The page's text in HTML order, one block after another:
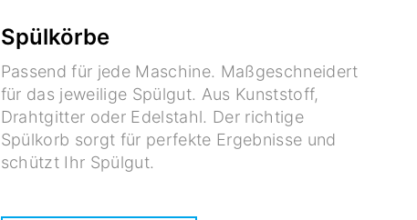
Spülkörbe
Passend für jede Maschine. Maßgeschneidert
für das jeweilige Spülgut. Aus Kunststoff,
Drahtgitter oder Edelstahl. Der richtige
Spülkorb sorgt für perfekte Ergebnisse und
schützt Ihr Spülgut.